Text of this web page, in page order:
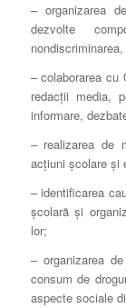
– organizarea
dezvolte
– colaborarea cu
redacţii media,
informare,
– realizarea de
acţiuni şcolare şi
– identificarea
şcolară şi
lor;
– organizarea
consum de
aspecte sociale